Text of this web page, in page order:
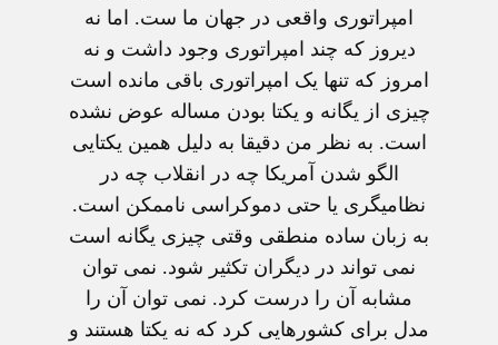
امپراتوری واقعی در جهان ما ست. اما نه
دیروز که چند امپراتوری وجود داشت و نه
امروز که تنها یک امپراتوری باقی مانده است
چیزی از یگانه و یکتا بودن مساله عوض نشده
است. به نظر من دقیقا به دلیل همین یکتایی
الگو شدن آمریکا چه در انقلاب چه در
نظامیگری یا حتی دموکراسی ناممکن است.
به زبان ساده منطقی وقتی چیزی یگانه است
نمی تواند در دیگران تکثیر شود. نمی توان
مشابه آن را درست کرد. نمی توان آن را
مدل برای کشورهایی کرد که نه یکتا هستند و